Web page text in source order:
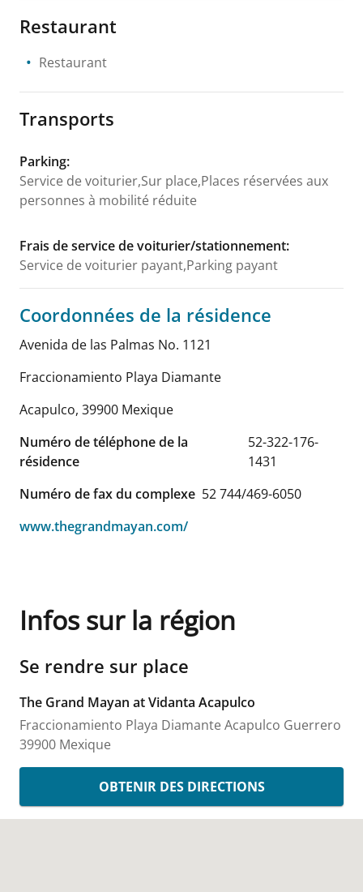
Restaurant
Restaurant
Transports
Parking:
Service de voiturier,Sur place,Places réservées aux
personnes à mobilité réduite
Frais de service de voiturier/stationnement:
Service de voiturier payant,Parking payant
Coordonnées de la résidence
Avenida de las Palmas No. 1121
Fraccionamiento Playa Diamante
Acapulco, 39900 Mexique
Numéro de téléphone de la
résidence
52-322-176-
1431
Numéro de fax du complexe 52 744/469-6050
www.thegrandmayan.com/
Infos sur la région
Se rendre sur place
The Grand Mayan at Vidanta Acapulco
Fraccionamiento Playa Diamante Acapulco Guerrero
39900 Mexique
OBTENIR DES DIRECTIONS